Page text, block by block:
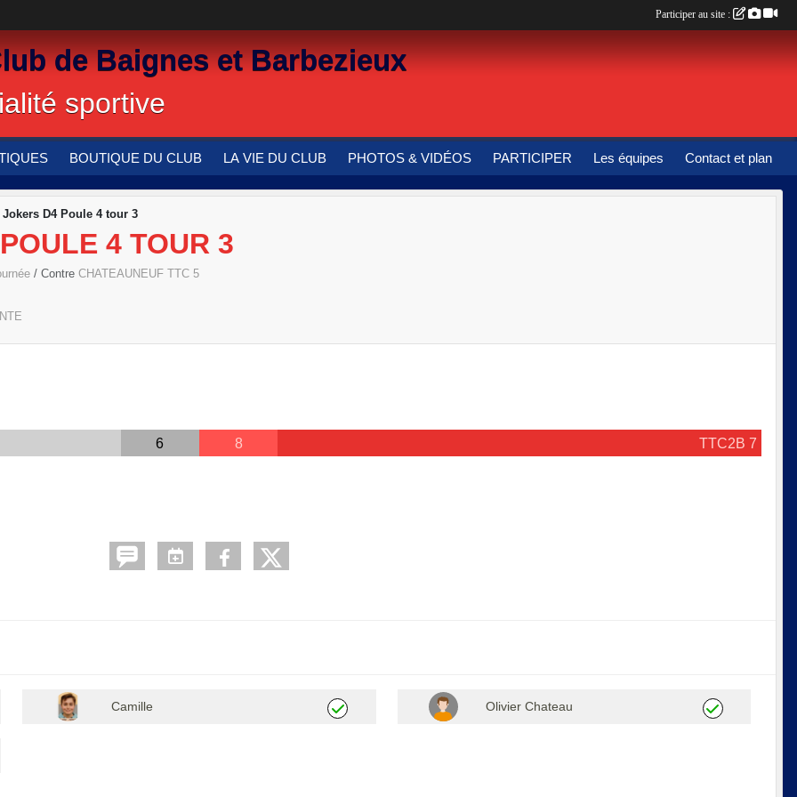
de Baignes et Barbezieux
sportive
BOUTIQUE DU CLUB LA VIE DU CLUB PHOTOS & VIDÉOS PARTICIPER Les équipes Contact et plan
Jokers D4 Poule 4 tour 3
4 TOUR 3
/ Contre CHATEAUNEUF TTC 5
6 8 TTC2B 7
Camille Olivier Chateau
Participer au site :